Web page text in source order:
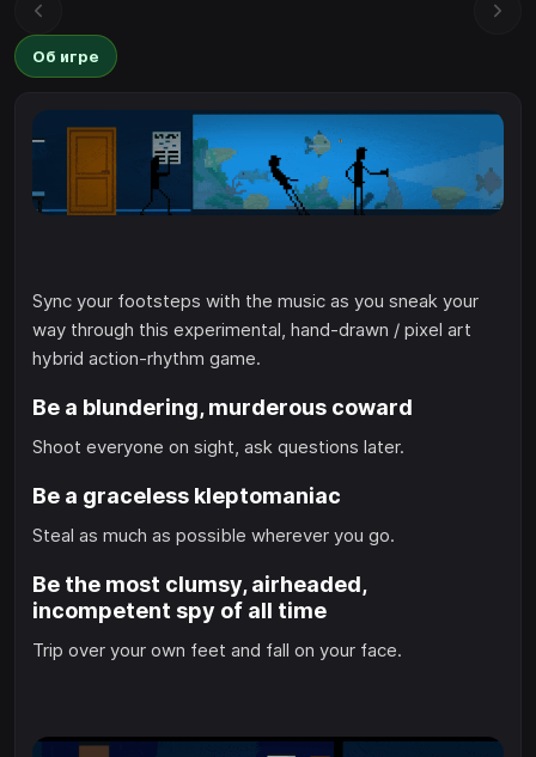
Об игре
Sync your footsteps with the music as you sneak your
way through this experimental, hand-drawn / pixel art
hybrid action-rhythm game.
Be a blundering, murderous coward
Shoot everyone on sight, ask questions later.
Be a graceless kleptomaniac
Steal as much as possible wherever you go.
Be the most clumsy, airheaded,
incompetent spy of all time
Trip over your own feet and fall on your face.